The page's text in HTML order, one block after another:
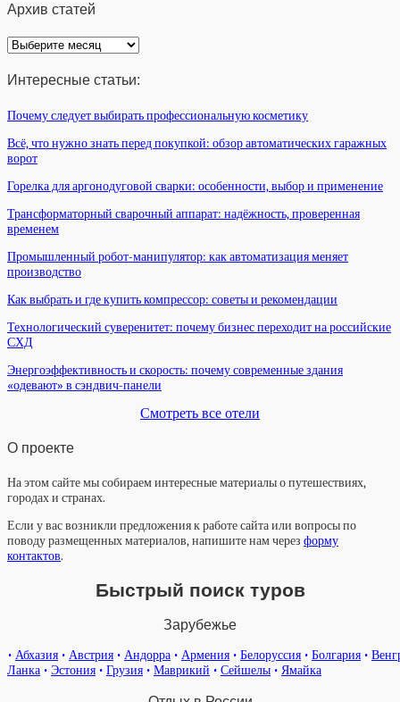
Архив статей
Архив
статей
Интересные статьи:
Почему следует выбирать профессиональную косметику
Всё, что нужно знать перед покупкой: обзор автоматических гаражных
ворот
Горелка для аргонодуговой сварки: особенности, выбор и применение
Трансформаторный сварочный аппарат: надёжность, проверенная
временем
Промышленный робот-манипулятор: как автоматизация меняет
производство
Как выбрать и где купить компрессор: советы и рекомендации
Технологический суверенитет: почему бизнес переходит на российские
СХД
Энергоэффективность и скорость: почему современные здания
«одевают» в сэндвич-панели
Смотреть все отели
О проекте
На этом сайте мы собираем интересные материалы о путешествиях,
городах и странах.
Если у вас возникли предложения к работе сайта или вопросы по
поводу размещенных материалов, напишите нам через форму
контактов.
Быстрый поиск туров
Зарубежье
• Абхазия • Австрия • Андорра • Армения • Белоруссия • Болгария •
Ланка • Эстония • Грузия • Маврикий • Сейшелы • Ямайка